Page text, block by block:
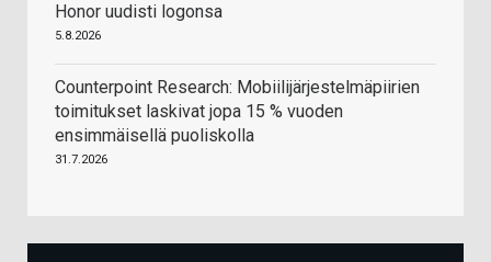
Honor uudisti logonsa
5.8.2026
Counterpoint Research: Mobiilijärjestelmäpiirien
toimitukset laskivat jopa 15 % vuoden
ensimmäisellä puoliskolla
31.7.2026